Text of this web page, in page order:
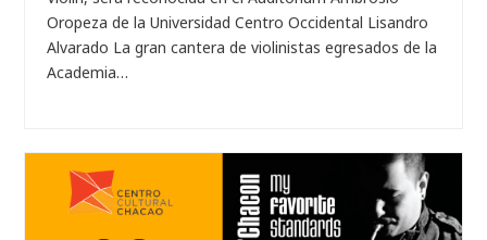
Oropeza de la Universidad Centro Occidental Lisandro
Alvarado La gran cantera de violinistas egresados de la
Academia…